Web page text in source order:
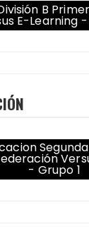
B
E-Learning -
- Grupo 1